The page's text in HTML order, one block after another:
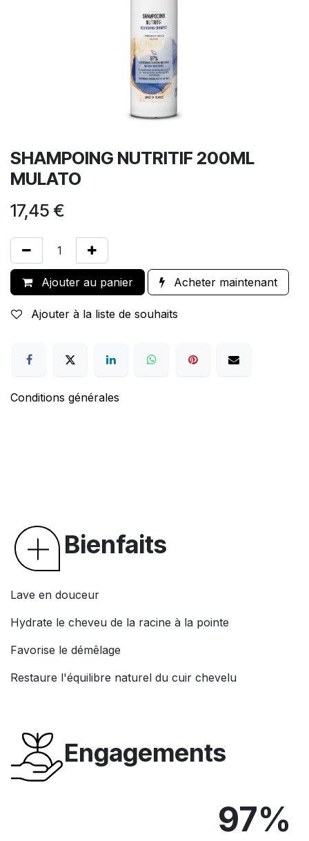
SHAMPOING NUTRITIF 200ML
MULATO
17,45 €
Ajouter au panier Acheter maintenant
Ajouter à la liste de souhaits
Conditions générales
Bienfaits
Lave en douceur
Hydrate le cheveu de la racine à la pointe
Favorise le démêlage
Restaure l'équilibre naturel du cuir chevelu
Engagements
97%